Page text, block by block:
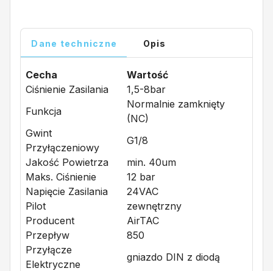
Dane techniczne Opis
Cecha
Wartość
Ciśnienie Zasilania
1,5-8bar
Funkcja
Normalnie zamknięty
(NC)
Gwint
Przyłączeniowy
G1/8
Jakość Powietrza
min. 40um
Maks. Ciśnienie
12 bar
Napięcie Zasilania
24VAC
Pilot
zewnętrzny
Producent
AirTAC
Przepływ
850
Przyłącze
Elektryczne
gniazdo DIN z diodą